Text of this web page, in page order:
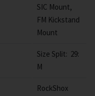
SIC Mount,
FM Kickstand
Mount
Size Split: 29:
M
RockShox